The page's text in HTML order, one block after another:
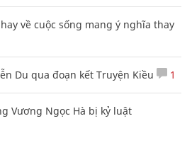
về cuộc sống mang ý nghĩa thay
Du qua đoạn kết Truyện Kiều 1
Vương Ngọc Hà bị kỷ luật